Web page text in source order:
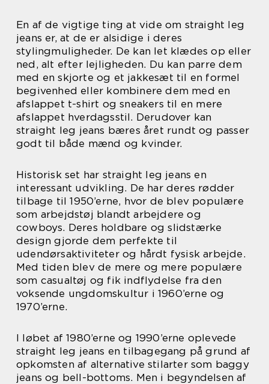
En af de vigtige ting at vide om straight leg
jeans er, at de er alsidige i deres
stylingmuligheder. De kan let klædes op eller
ned, alt efter lejligheden. Du kan parre dem
med en skjorte og et jakkesæt til en formel
begivenhed eller kombinere dem med en
afslappet t-shirt og sneakers til en mere
afslappet hverdagsstil. Derudover kan
straight leg jeans bæres året rundt og passer
godt til både mænd og kvinder.
Historisk set har straight leg jeans en
interessant udvikling. De har deres rødder
tilbage til 1950’erne, hvor de blev populære
som arbejdstøj blandt arbejdere og
cowboys. Deres holdbare og slidstærke
design gjorde dem perfekte til
udendørsaktiviteter og hårdt fysisk arbejde.
Med tiden blev de mere og mere populære
som casualtøj og fik indflydelse fra den
voksende ungdomskultur i 1960’erne og
1970’erne.
I løbet af 1980’erne og 1990’erne oplevede
straight leg jeans en tilbagegang på grund af
opkomsten af alternative stilarter som baggy
jeans og bell-bottoms. Men i begyndelsen af